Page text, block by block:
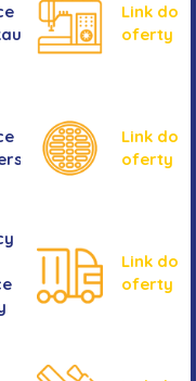
Link do
oferty
Link do
oferty
Link do
oferty